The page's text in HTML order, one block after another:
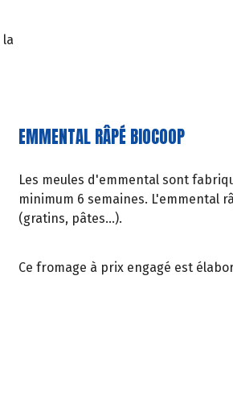
la
EMMENTAL RÂPÉ BIOCOOP
Les meules d'emmental sont
minimum 6 semaines. L'emmental
(gratins, pâtes…).
Ce fromage à prix engagé est